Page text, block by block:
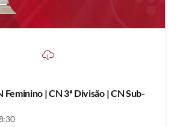
Feminino | CN 3ª Divisão | CN Sub-